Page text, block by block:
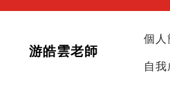
游皓雲老師
個人
自